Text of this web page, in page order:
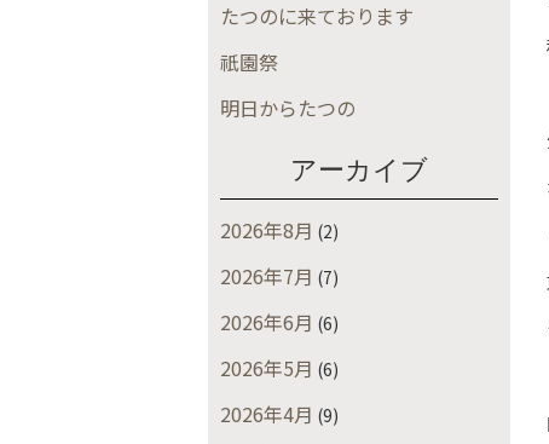
たつのに来ております
祇園祭
明日からたつの
アーカイブ
2026年8月 (2)
2026年7月 (7)
2026年6月 (6)
2026年5月 (6)
2026年4月 (9)